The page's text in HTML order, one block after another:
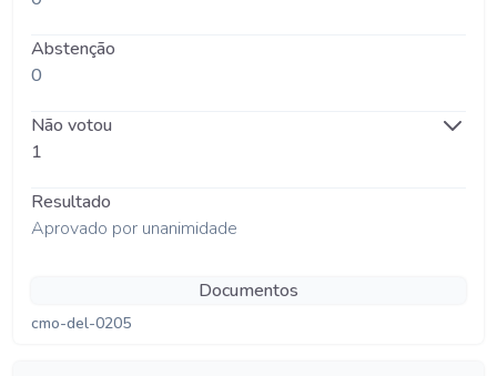
Abstenção
0
Não votou
1
Resultado
Aprovado por unanimidade
Documentos
cmo-del-0205